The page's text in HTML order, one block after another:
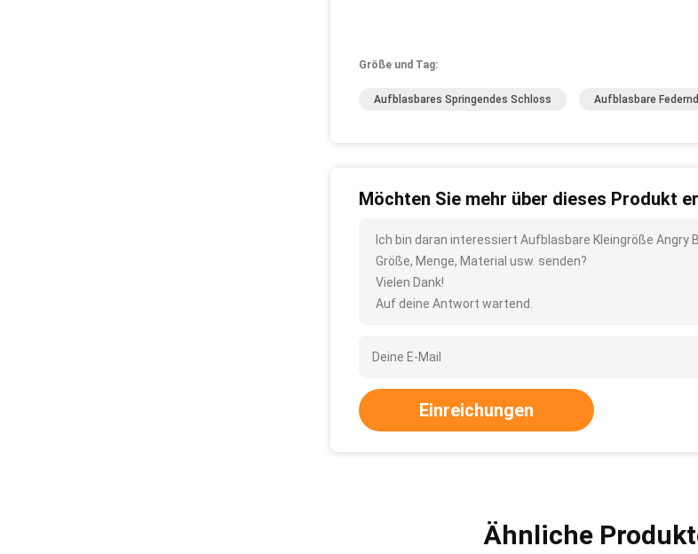
Größe und Tag:
Aufblasbares Springendes Schloss Aufblasbare
Möchten Sie mehr über dieses Produkt
Ich bin daran interessiert Aufblasbare Kleingröße
Größe, Menge, Material usw. senden?
Vielen Dank!
Auf deine Antwort wartend.
Einreichungen
Ähnliche